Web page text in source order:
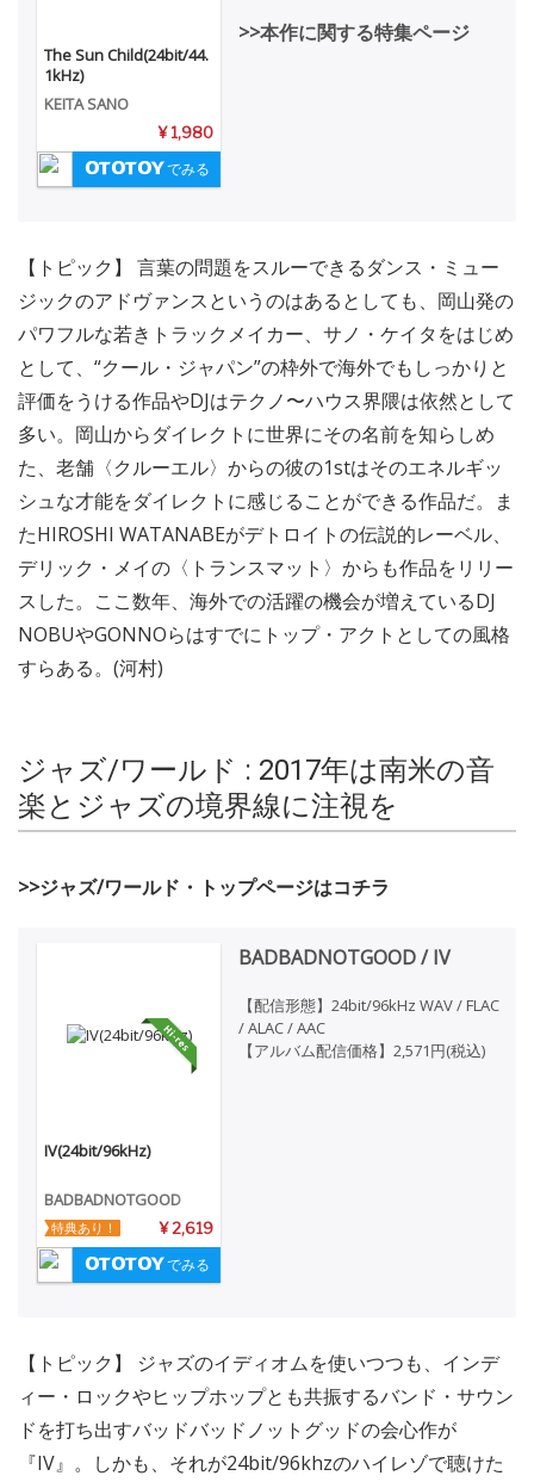
The Sun Child(24bit/44.
1kHz)
KEITA SANO
¥ 1,980
でみる
>>本作に関する特集ページ
【トピック】 言葉の問題をスルーできるダンス・ミュー
ジックのアドヴァンスというのはあるとしても、岡山発の
パワフルな若きトラックメイカー、サノ・ケイタをはじめ
として、“クール・ジャパン”の枠外で海外でもしっかりと
評価をうける作品やDJはテクノ〜ハウス界隈は依然として
多い。岡山からダイレクトに世界にその名前を知らしめ
た、老舗〈クルーエル〉からの彼の1stはそのエネルギッ
シュな才能をダイレクトに感じることができる作品だ。ま
たHIROSHI WATANABEがデトロイトの伝説的レーベル、
デリック・メイの〈トランスマット〉からも作品をリリー
スした。ここ数年、海外での活躍の機会が増えているDJ
NOBUやGONNOらはすでにトップ・アクトとしての風格
すらある。(河村)
ジャズ/ワールド : 2017年は南米の音
楽とジャズの境界線に注視を
>>ジャズ/ワールド・トップページはコチラ
IV(24bit/96kHz)
BADBADNOTGOOD
¥ 2,619
特典あり！
でみる
BADBADNOTGOOD / IV
【配信形態】24bit/96kHz WAV / FLAC
/ ALAC / AAC
【アルバム配信価格】2,571円(税込)
【トピック】 ジャズのイディオムを使いつつも、インデ
ィー・ロックやヒップホップとも共振するバンド・サウン
ドを打ち出すバッドバッドノットグッドの会心作が
『IV』。しかも、それが24bit/96khzのハイレゾで聴けた